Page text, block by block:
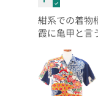
紺系での着物
霞に亀甲と言